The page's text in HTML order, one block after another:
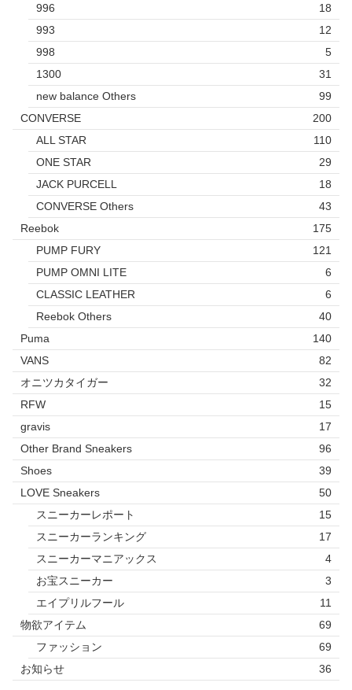
996
18
993
12
998
5
1300
31
new balance Others
99
CONVERSE
200
ALL STAR
110
ONE STAR
29
JACK PURCELL
18
CONVERSE Others
43
Reebok
175
PUMP FURY
121
PUMP OMNI LITE
6
CLASSIC LEATHER
6
Reebok Others
40
Puma
140
VANS
82
オニツカタイガー
32
RFW
15
gravis
17
Other Brand Sneakers
96
Shoes
39
LOVE Sneakers
50
スニーカーレポート
15
スニーカーランキング
17
スニーカーマニアックス
4
お宝スニーカー
3
エイプリルフール
11
物欲アイテム
69
ファッション
69
お知らせ
36